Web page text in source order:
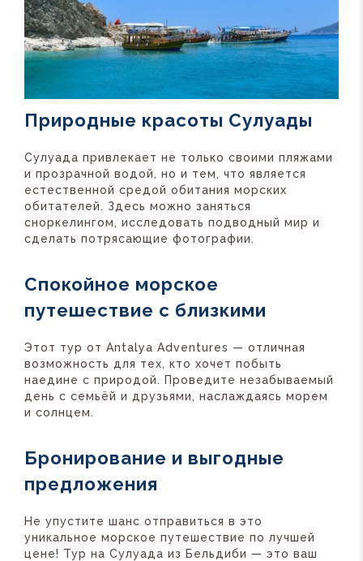
Природные красоты Сулуады
Сулуада привлекает не только своими пляжами
и прозрачной водой, но и тем, что является
естественной средой обитания морских
обитателей. Здесь можно заняться
сноркелингом, исследовать подводный мир и
сделать потрясающие фотографии.
Спокойное морское
путешествие с близкими
Этот тур от Antalya Adventures — отличная
возможность для тех, кто хочет побыть
наедине с природой. Проведите незабываемый
день с семьёй и друзьями, наслаждаясь морем
и солнцем.
Бронирование и выгодные
предложения
Не упустите шанс отправиться в это
уникальное морское путешествие по лучшей
цене! Тур на Сулуада из Бельдиби — это ваш